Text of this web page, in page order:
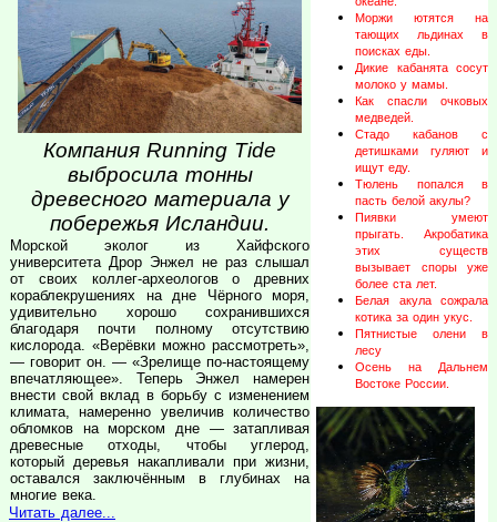
Компания Running Tide
выбросила тонны
древесного материала у
побережья Исландии.
Морской эколог из Хайфского
университета Дрор Энжел не раз слышал
от своих коллег-археологов о древних
кораблекрушениях на дне Чёрного моря,
удивительно хорошо сохранившихся
благодаря почти полному отсутствию
кислорода. «Верёвки можно рассмотреть»,
— говорит он. — «Зрелище по-настоящему
впечатляющее». Теперь Энжел намерен
внести свой вклад в борьбу с изменением
климата, намеренно увеличив количество
обломков на морском дне — затапливая
древесные отходы, чтобы углерод,
который деревья накапливали при жизни,
оставался заключённым в глубинах на
многие века.
Читать далее...
Моржи ютятся на
тающих льдинах в
поисках еды.
Дикие кабанята сосут
молоко у мамы.
Как спасли очковых
медведей.
Стадо кабанов с
детишками гуляют и
ищут еду.
Тюлень попался в
пасть белой акулы?
Пиявки умеют
прыгать. Акробатика
этих существ
вызывает споры уже
более ста лет.
Белая акула сожрала
котика за один укус.
Пятнистые олени в
лесу
Осень на Дальнем
Востоке России.